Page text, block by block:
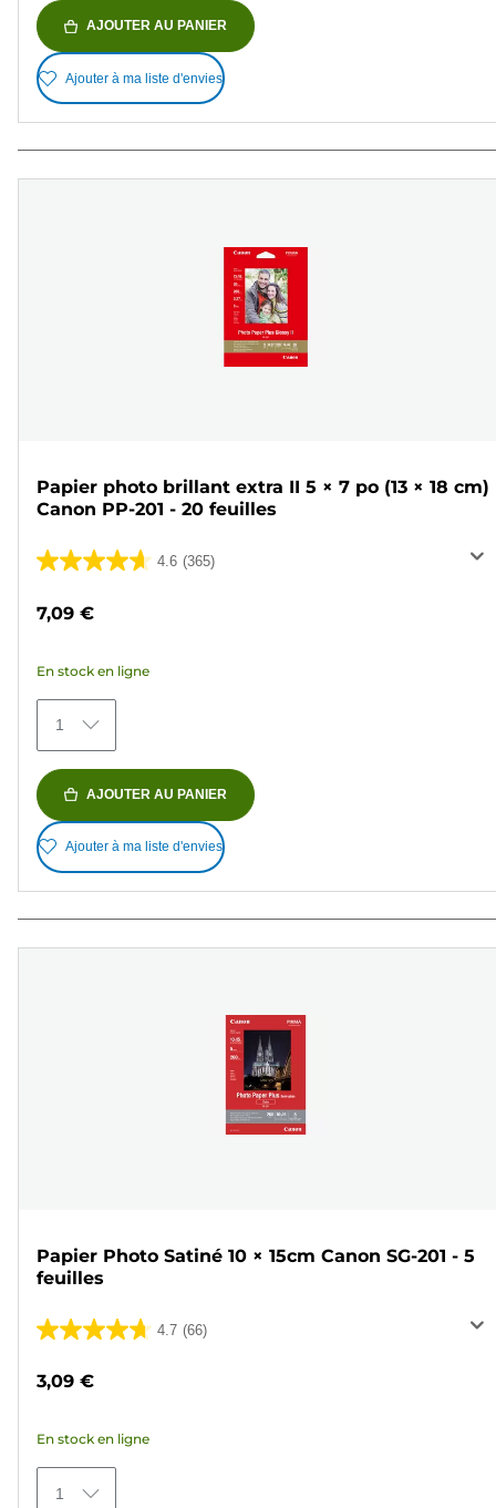
AJOUTER AU PANIER
Ajouter à ma liste d'envies
Papier photo brillant extra II 5 × 7 po (13 × 18 cm)
Canon PP-201 - 20 feuilles
4.6 (365)
4.6
5
365
avis
7,09 €
En stock en ligne
1
AJOUTER AU PANIER
Ajouter à ma liste d'envies
Papier Photo Satiné 10 × 15cm Canon SG-201 - 5
feuilles
4.7 (66)
4.7
5
66
avis
3,09 €
En stock en ligne
1